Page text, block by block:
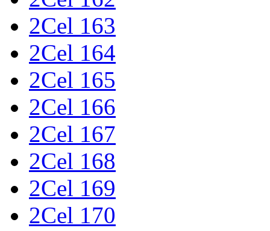
2Cel 163
2Cel 164
2Cel 165
2Cel 166
2Cel 167
2Cel 168
2Cel 169
2Cel 170